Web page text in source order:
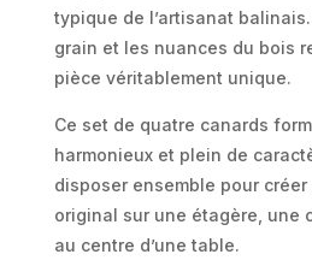
typique de l’artisanat
grain et les nuances du bois
pièce véritablement unique.
Ce set de quatre canards
harmonieux et plein de
disposer ensemble pour
original sur une étagère, une
au centre d’une table.